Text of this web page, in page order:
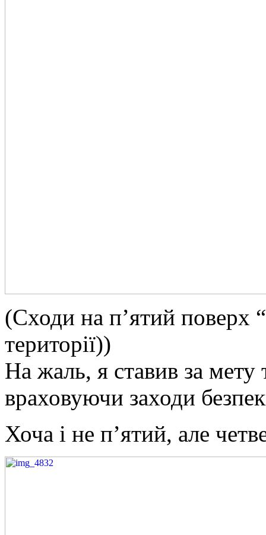
(Сходи на п’ятий поверх
території))
На жаль, я ставив за мету
враховуючи заходи
Хоча і не п’ятий, але